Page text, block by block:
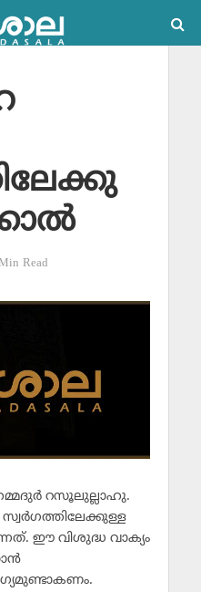
Read
റസൂലുല്ലാഹു.
ഈ വിശുദ്ധ വാക്യം